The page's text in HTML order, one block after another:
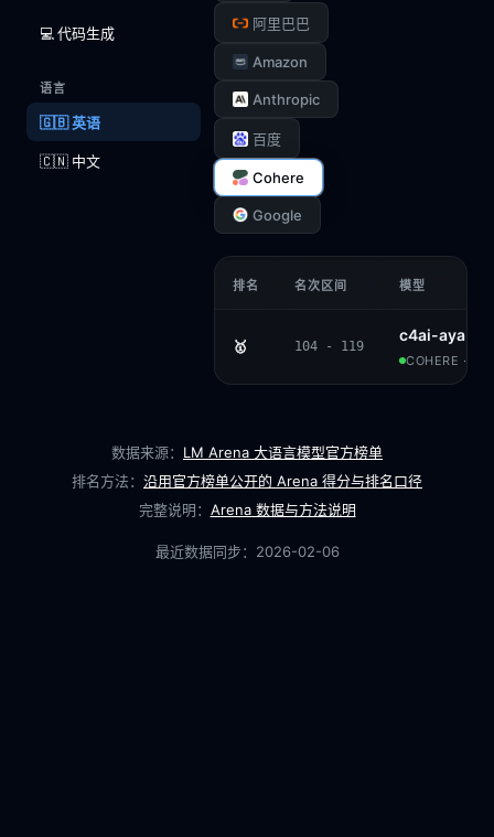
💻 代码生成
语言
🇬🇧 英语
🇨🇳 中文
阿里巴巴
Amazon
Anthropic
百度
Cohere
Google
排名 名次区间 模型
🥇 104 - 119
c4ai-aya-
COHERE ·
数据来源： LM Arena 大语言模型官方榜单
排名方法： 沿用官方榜单公开的 Arena 得分与排名口径
完整说明： Arena 数据与方法说明
最近数据同步： 2026-02-06